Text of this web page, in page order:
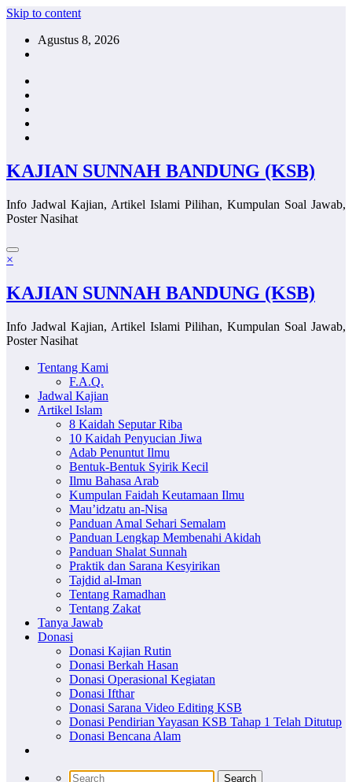
Skip to content
Agustus 8, 2026
KAJIAN SUNNAH BANDUNG (KSB)
Info Jadwal Kajian, Artikel Islami Pilihan, Kumpulan Soal Jawab,
Poster Nasihat
×
KAJIAN SUNNAH BANDUNG (KSB)
Info Jadwal Kajian, Artikel Islami Pilihan, Kumpulan Soal Jawab,
Poster Nasihat
Tentang Kami
F.A.Q.
Jadwal Kajian
Artikel Islam
8 Kaidah Seputar Riba
10 Kaidah Penyucian Jiwa
Adab Penuntut Ilmu
Bentuk-Bentuk Syirik Kecil
Ilmu Bahasa Arab
Kumpulan Faidah Keutamaan Ilmu
Mau’idzatu an-Nisa
Panduan Amal Sehari Semalam
Panduan Lengkap Membenahi Akidah
Panduan Shalat Sunnah
Praktik dan Sarana Kesyirikan
Tajdid al-Iman
Tentang Ramadhan
Tentang Zakat
Tanya Jawab
Donasi
Donasi Kajian Rutin
Donasi Berkah Hasan
Donasi Operasional Kegiatan
Donasi Ifthar
Donasi Sarana Video Editing KSB
Donasi Pendirian Yayasan KSB Tahap 1 Telah Ditutup
Donasi Bencana Alam